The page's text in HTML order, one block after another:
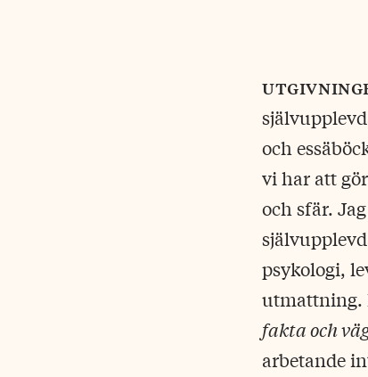
och
vi har att
och sfär.
psykologi,
utmattning.
fakta och
arbetande